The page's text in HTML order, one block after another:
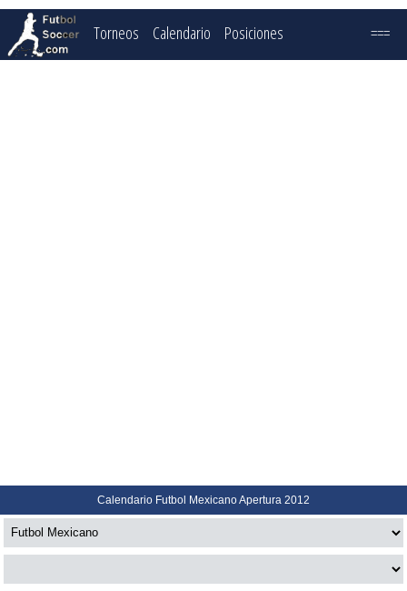
Torneos Calendario Posiciones ===
Calendario Futbol Mexicano Apertura 2012